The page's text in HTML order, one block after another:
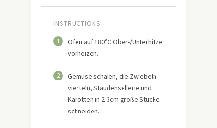
INSTRUCTIONS
1
Ofen auf 180°C Ober-/Unterhitze
vorheizen.
2
Gemüse schälen, die Zwiebeln
vierteln, Staudensellerie und
Karotten in 2-3cm große Stücke
schneiden.